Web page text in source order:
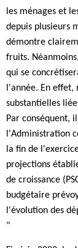
les ménages et
depuis plusieurs
démontre
fruits.
qui se
l'année. En effet,
substantielles
Par conséquent,
l'Administration
la fin de
projections
de croissance
budgétaire
l'évolution des
"